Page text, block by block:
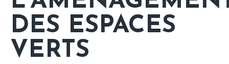
DES ESPACES
VERTS